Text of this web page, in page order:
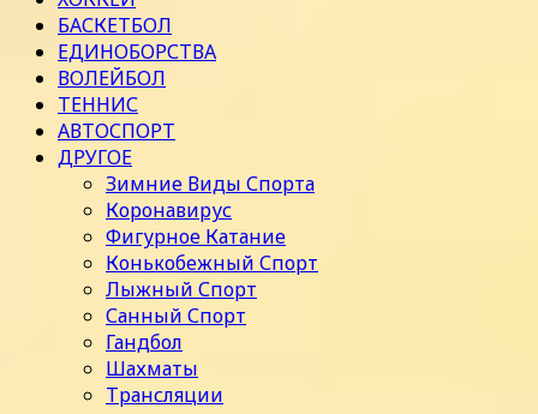
БАСКЕТБОЛ
ЕДИНОБОРСТВА
ВОЛЕЙБОЛ
ТЕННИС
АВТОСПОРТ
ДРУГОЕ
Зимние Виды Спорта
Коронавирус
Фигурное Катание
Конькобежный Спорт
Лыжный Спорт
Санный Спорт
Гандбол
Шахматы
Трансляции